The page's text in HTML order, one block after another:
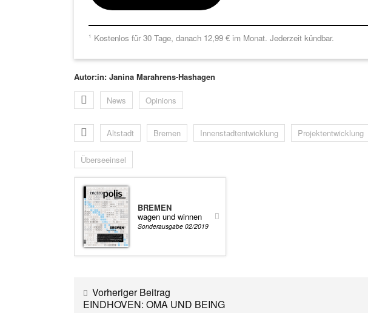
1 Kostenlos für 30 Tage, danach 12,99 € im Monat. Jederzeit kündbar.
Autor:in: Janina Marahrens-Hashagen
News Opinions
Altstadt Bremen Innenstadtentwicklung Projektentwicklung
Überseeinsel
BREMEN
wagen und winnen
Sonderausgabe 02/2019
Vorheriger Beitrag
EINDHOVEN: OMA UND BEING